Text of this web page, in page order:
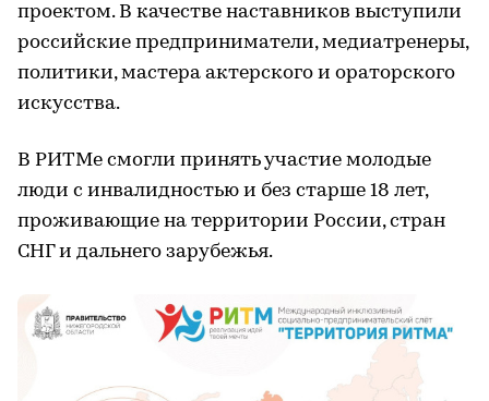
проектом. В качестве наставников выступили
российские предприниматели, медиатренеры,
политики, мастера актерского и ораторского
искусства.
В РИТМе смогли принять участие молодые
люди с инвалидностью и без старше 18 лет,
проживающие на территории России, стран
СНГ и дальнего зарубежья.